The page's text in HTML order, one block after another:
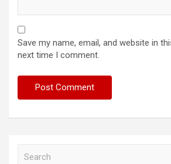
Save my name, email, and website in
next time I comment.